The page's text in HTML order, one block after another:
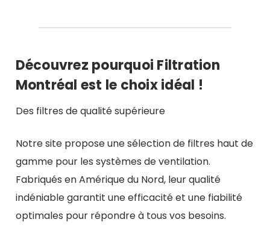
Découvrez pourquoi Filtration
Montréal est le choix idéal !
Des filtres de qualité supérieure
Notre site propose une sélection de filtres haut de
gamme pour les systèmes de ventilation.
Fabriqués en Amérique du Nord, leur qualité
indéniable garantit une efficacité et une fiabilité
optimales pour répondre à tous vos besoins.